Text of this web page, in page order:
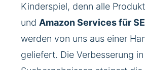
Kinderspiel, denn alle
und Amazon Services für
werden von uns aus einer
geliefert. Die Verbesserung